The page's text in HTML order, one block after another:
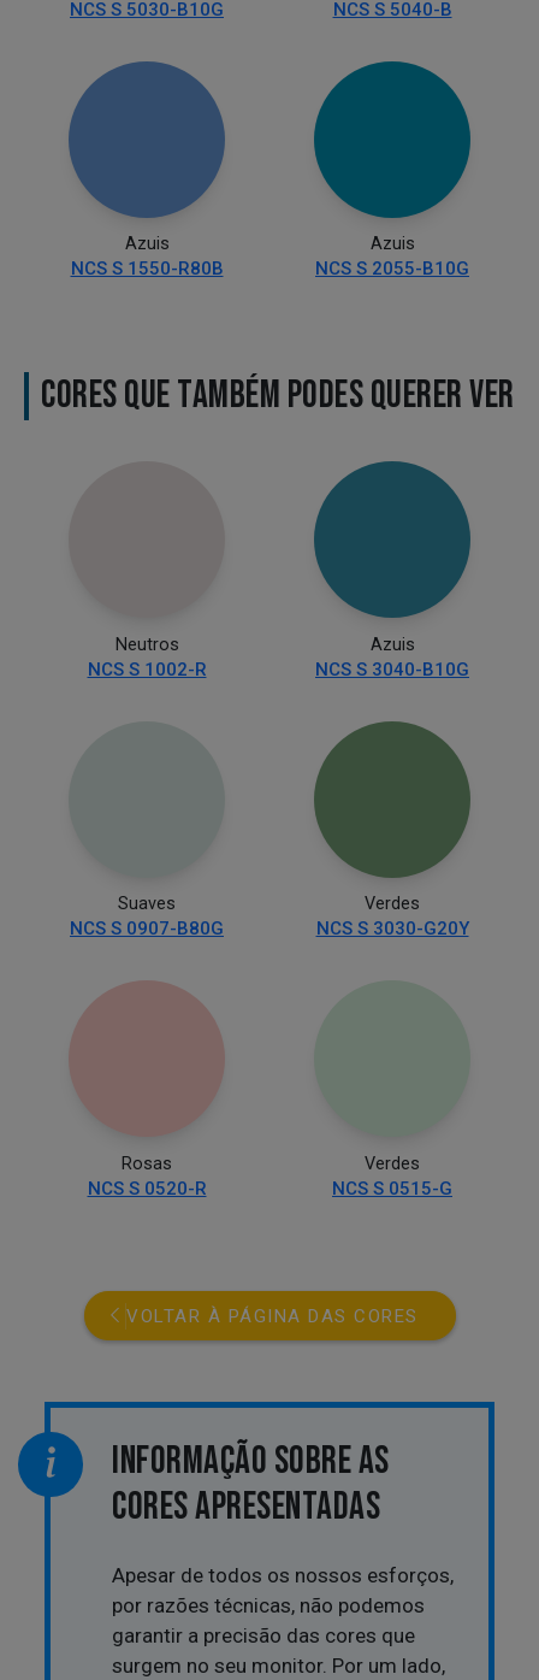
NCS S 5030-B10G NCS S 5040-B
Azuis
NCS S 1550-R80B
Azuis
NCS S 2055-B10G
CORES QUE TAMBÉM PODES QUERER VER
Neutros
NCS S 1002-R
Azuis
NCS S 3040-B10G
Suaves
NCS S 0907-B80G
Verdes
NCS S 3030-G20Y
Rosas
NCS S 0520-R
Verdes
NCS S 0515-G
VOLTAR À PÁGINA DAS CORES
INFORMAÇÃO SOBRE AS
CORES APRESENTADAS
Apesar de todos os nossos esforços,
por razões técnicas, não podemos
garantir a precisão das cores que
surgem no seu monitor. Por um lado,